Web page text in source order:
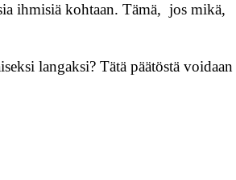
ihmisiä kohtaan. Tämä, jos mikä,
langaksi? Tätä päätöstä voidaan